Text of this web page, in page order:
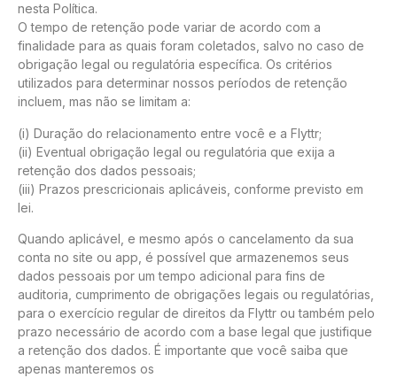
nesta Política.
O tempo de retenção pode variar de acordo com a
finalidade para as quais foram coletados, salvo no caso de
obrigação legal ou regulatória específica. Os critérios
utilizados para determinar nossos períodos de retenção
incluem, mas não se limitam a:
(i) Duração do relacionamento entre você e a Flyttr;
(ii) Eventual obrigação legal ou regulatória que exija a
retenção dos dados pessoais;
(iii) Prazos prescricionais aplicáveis, conforme previsto em
lei.
Quando aplicável, e mesmo após o cancelamento da sua
conta no site ou app, é possível que armazenemos seus
dados pessoais por um tempo adicional para fins de
auditoria, cumprimento de obrigações legais ou regulatórias,
para o exercício regular de direitos da Flyttr ou também pelo
prazo necessário de acordo com a base legal que justifique
a retenção dos dados. É importante que você saiba que
apenas manteremos os